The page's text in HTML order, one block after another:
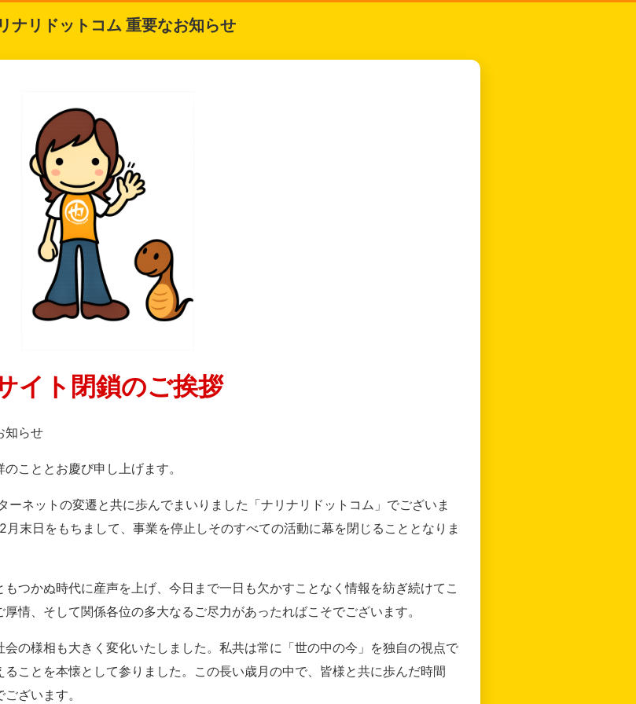
ナリドットコム 重要なお知らせ
イト閉鎖のご挨拶
知らせ
こととお慶び申し上げます。
ネットの変遷と共に歩んでまいりました「ナリナリドットコム」でございま
末日をもちまして、事業を停止しそのすべての活動に幕を閉じることとなりま
つかぬ時代に産声を上げ、今日まで一日も欠かすことなく情報を紡ぎ続けてこ
情、そして関係各位の多大なるご尽力があったればこそでございます。
の様相も大きく変化いたしました。私共は常に「世の中の今」を独自の視点で
ことを本懐として参りました。この長い歳月の中で、皆様と共に歩んだ時間
ざいます。